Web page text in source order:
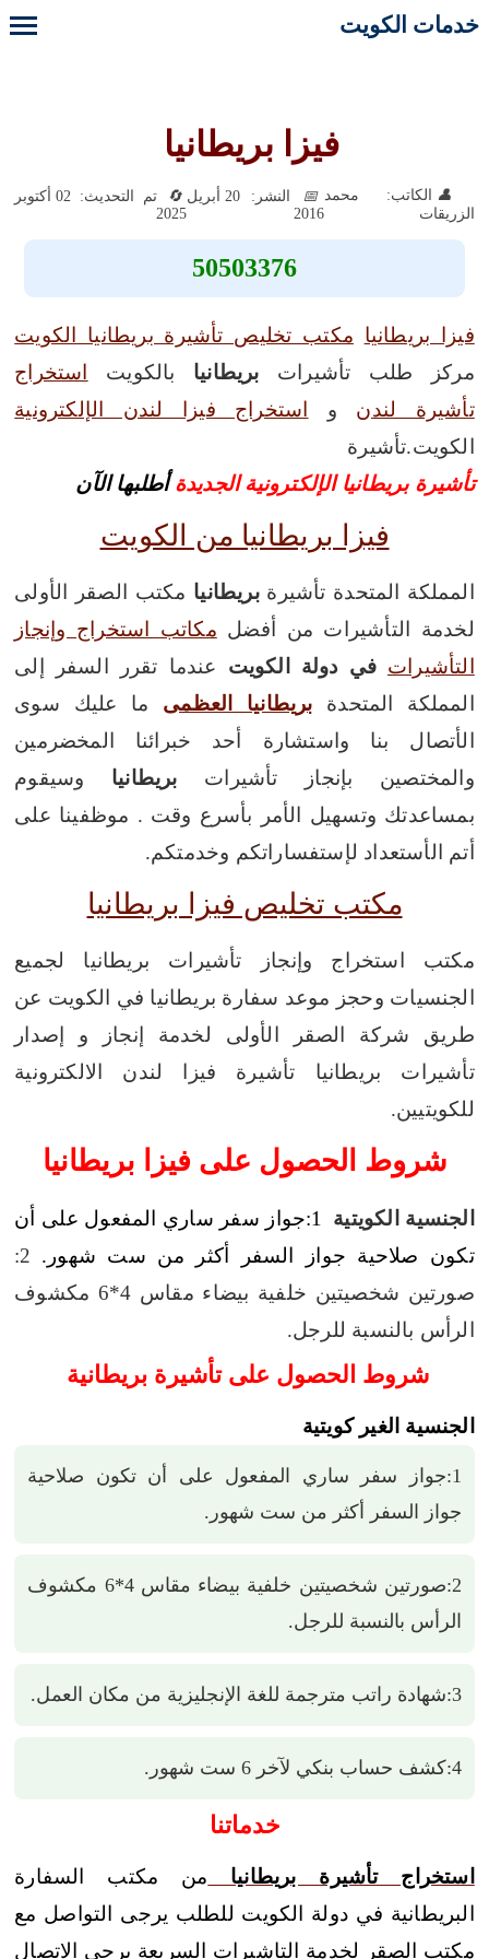
خدمات الكويت
فيزا بريطانيا
الكاتب: محمد
الزريقات
النشر: 20 أبريل
2016
تم التحديث: 02 أكتوبر
2025
50503376
فيزا بريطانيا مكتب تخليص تأشيرة بريطانيا الكويت
مركز طلب تأشيرات بريطانيا بالكويت
استخراج
تأشيرة لندن و
استخراج فيزا لندن الإلكترونية
الكويت.تأشيرة
تأشيرة بريطانيا الإلكترونية الجديدةأطلبها الآن
فيزا بريطانيا من الكويت
المملكة المتحدة تأشيرة بريطانيا مكتب الصقر الأولى
لخدمة التأشيرات من أفضل مكاتب استخراج وإنجاز
التأشيرات في دولة الكويت عندما تقرر السفر إلى
المملكة المتحدة بريطانيا العظمى ما عليك سوى
الأتصال بنا واستشارة أحد خبرائنا المخضرمين
والمختصين بإنجاز تأشيرات بريطانيا وسيقوم
بمساعدتك وتسهيل الأمر بأسرع وقت . موظفينا على
أتم الأستعداد لإستفساراتكم وخدمتكم.
مكتب تخليص فيزا بريطانيا
مكتب استخراج وإنجاز تأشيرات بريطانيا لجميع
الجنسيات وحجز موعد سفارة بريطانيا في الكويت عن
طريق شركة الصقر الأولى لخدمة إنجاز و إصدار
تأشيرات بريطانيا تأشيرة فيزا لندن الالكترونية
للكويتيين.
شروط الحصول على فيزا بريطانيا
الجنسية الكويتية
1:جواز سفر ساري المفعول على أن
تكون صلاحية جواز السفر أكثر من ست شهور.
2:
صورتين شخصيتين خلفية بيضاء مقاس 4*6 مكشوف
الرأس بالنسبة للرجل.
شروط الحصول على تأشيرة بريطانية
الجنسية الغير كويتية
1:جواز سفر ساري المفعول على أن تكون صلاحية
جواز السفر أكثر من ست شهور.
2:صورتين شخصيتين خلفية بيضاء مقاس 4*6 مكشوف
الرأس بالنسبة للرجل.
3:شهادة راتب مترجمة للغة الإنجليزية من مكان العمل.
4:كشف حساب بنكي لآخر 6 ست شهور.
خدماتنا
استخراج تأشيرة بريطانيا من مكتب السفارة
البريطانية في دولة الكويت للطلب يرجى التواصل مع
مكتب الصقر لخدمة التاشيرات السريعة يرجى الاتصال